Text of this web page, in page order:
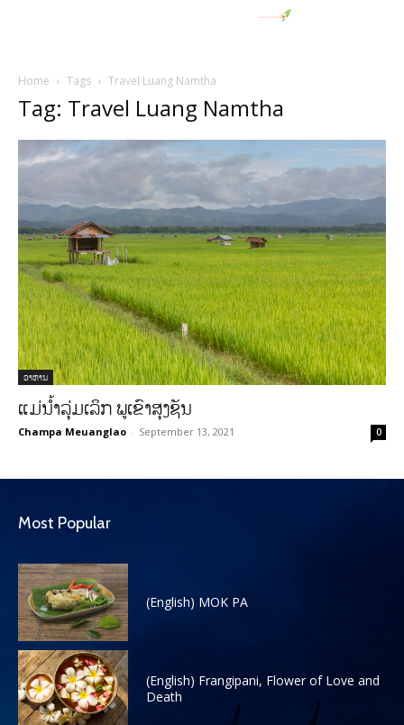
Home Tags Travel Luang Namtha
Tag: Travel Luang Namtha
ອາຫານ
ແມ່ນ້ຳລຸ່ມເລິກ ພູເຂົາສຸງຊັນ
Champa Meuanglao - September 13, 2021 0
Most Popular
(English) MOK PA
(English) Frangipani, Flower of Love and
Death